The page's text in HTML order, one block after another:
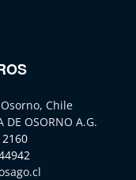
Chile
DE OSORNO A.G.